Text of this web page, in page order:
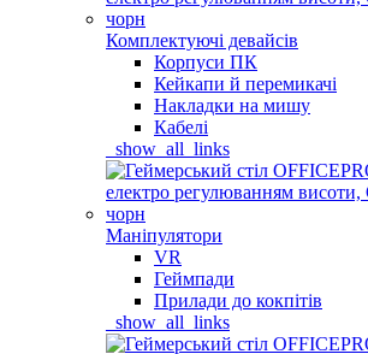
Комплектуючі девайсів
Корпуси ПК
Кейкапи й перемикачі
Накладки на мишу
Кабелі
_show_all_links
Маніпулятори
VR
Геймпади
Прилади до кокпітів
_show_all_links